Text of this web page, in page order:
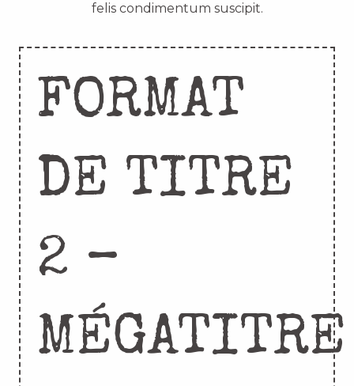
felis condimentum suscipit.
FORMAT
DE TITRE
2 –
MÉGATITRE